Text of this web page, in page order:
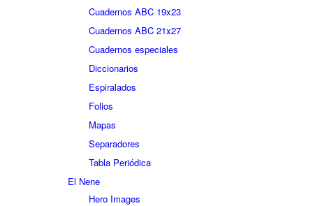
Cuadernos ABC 19x23
Cuadernos ABC 21x27
Cuadernos especiales
Diccionarios
Espiralados
Folios
Mapas
Separadores
Tabla Periódica
El Nene
Hero Images